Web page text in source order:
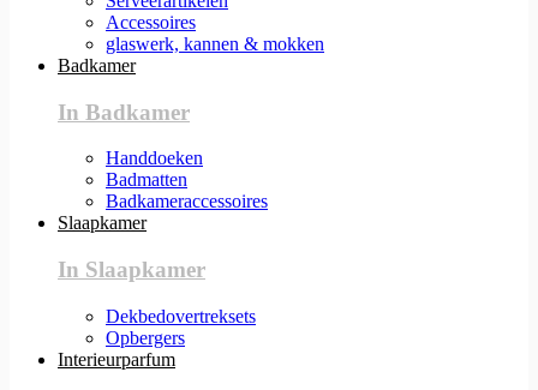
Accessoires
glaswerk, kannen & mokken
Badkamer
In Badkamer
Handdoeken
Badmatten
Badkameraccessoires
Slaapkamer
In Slaapkamer
Dekbedovertreksets
Opbergers
Interieurparfum